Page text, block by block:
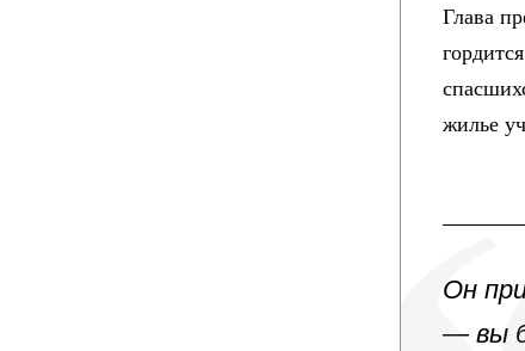
Глава
жилье
Он
— вы